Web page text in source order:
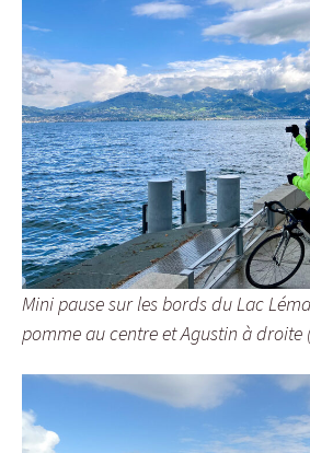
Mini pause sur les bords du Lac
pomme au centre et Agustin à droite